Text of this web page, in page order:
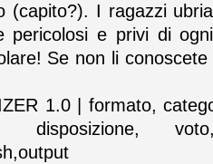
(capito?). I ragazzi
pericolosi e privi di
Se non li
1.0 | formato,
disposizione,